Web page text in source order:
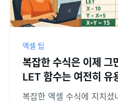
엑셀 팁
복잡한 수식은 이제 그
LET 함수는 여전히 유
복잡한 엑셀 수식에 지치